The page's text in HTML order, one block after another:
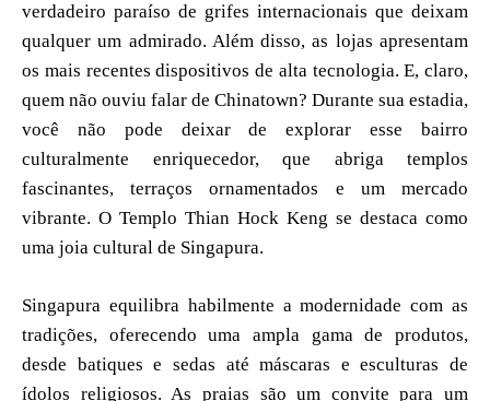
verdadeiro paraíso de grifes internacionais que deixam
qualquer um admirado. Além disso, as lojas apresentam
os mais recentes dispositivos de alta tecnologia. E, claro,
quem não ouviu falar de Chinatown? Durante sua estadia,
você não pode deixar de explorar esse bairro
culturalmente enriquecedor, que abriga templos
fascinantes, terraços ornamentados e um mercado
vibrante. O Templo Thian Hock Keng se destaca como
uma joia cultural de Singapura.
Singapura equilibra habilmente a modernidade com as
tradições, oferecendo uma ampla gama de produtos,
desde batiques e sedas até máscaras e esculturas de
ídolos religiosos. As praias são um convite para um